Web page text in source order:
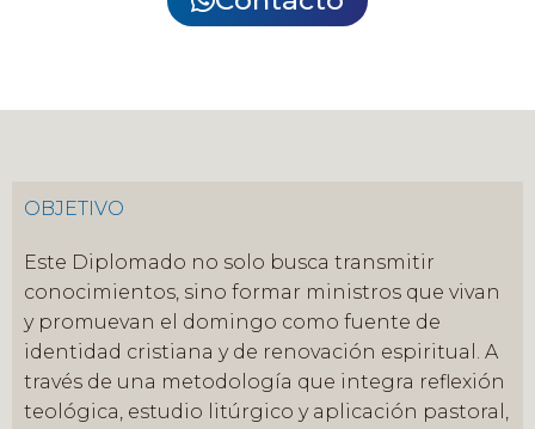
OBJETIVO
Este Diplomado no solo busca transmitir
conocimientos, sino formar ministros que vivan
y promuevan el domingo como fuente de
identidad cristiana y de renovación espiritual. A
través de una metodología que integra reflexión
teológica, estudio litúrgico y aplicación pastoral,